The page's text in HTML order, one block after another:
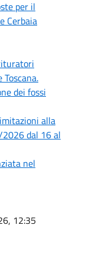
per il
Cerbaia
dei fossi
alla
dal 16 al
nel
12:35